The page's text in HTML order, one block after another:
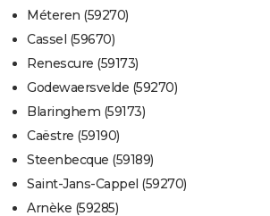
Méteren (59270)
Cassel (59670)
Renescure (59173)
Godewaersvelde (59270)
Blaringhem (59173)
Caëstre (59190)
Steenbecque (59189)
Saint-Jans-Cappel (59270)
Arnèke (59285)